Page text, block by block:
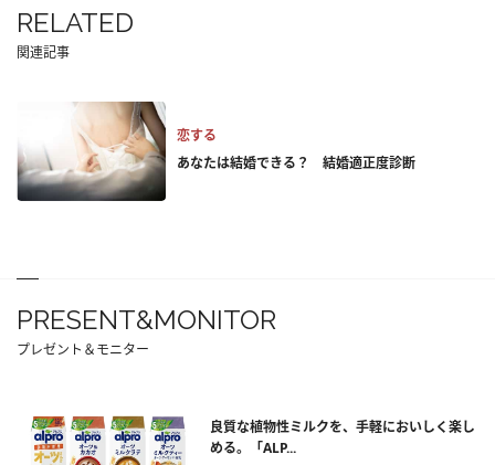
RELATED
関連記事
恋する
あなたは結婚できる？ 結婚適正度診断
PRESENT&MONITOR
プレゼント＆モニター
良質な植物性ミルクを、手軽においしく楽し
める。「ALP...